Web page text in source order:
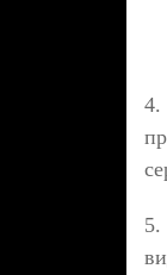
4.
5.